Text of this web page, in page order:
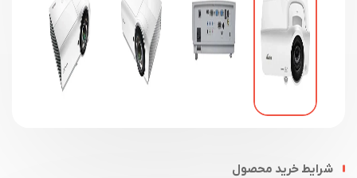
شرایط خرید محصول